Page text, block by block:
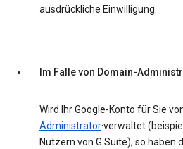
ausdrückliche Einwilligung.
Im Falle von Domain-
Wird Ihr Google-Konto für Sie
Administrator·verwaltet
Nutzern von G Suite), so